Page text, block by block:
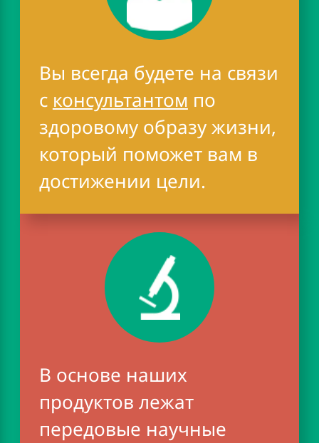
Вы всегда будете на связи
с консультантом по
здоровому образу жизни,
который поможет вам в
достижении цели.
В основе наших
продуктов лежат
передовые научные